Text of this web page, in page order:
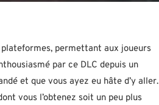
permettant aux joueurs
par ce DLC depuis un
et que vous ayez eu hâte d’y aller.
vous l’obtenez soit un peu plus